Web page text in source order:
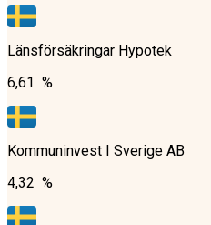
Länsförsäkringar Hypotek
6,61 %
Kommuninvest I Sverige AB
4,32 %